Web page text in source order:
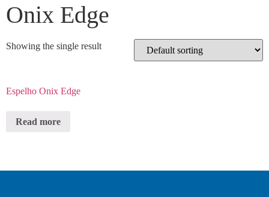
Onix Edge
Showing the single result
Espelho Onix Edge
Read more